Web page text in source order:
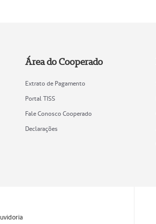
Área do Cooperado
Extrato de Pagamento
Portal TISS
Fale Conosco Cooperado
Declarações